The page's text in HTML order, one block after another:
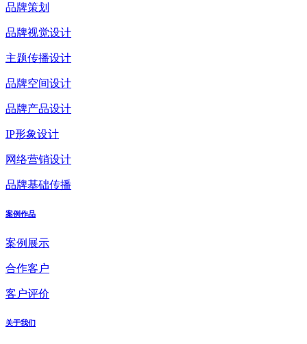
品牌策划
品牌视觉设计
主题传播设计
品牌空间设计
品牌产品设计
IP形象设计
网络营销设计
品牌基础传播
案例作品
案例展示
合作客户
客户评价
关于我们